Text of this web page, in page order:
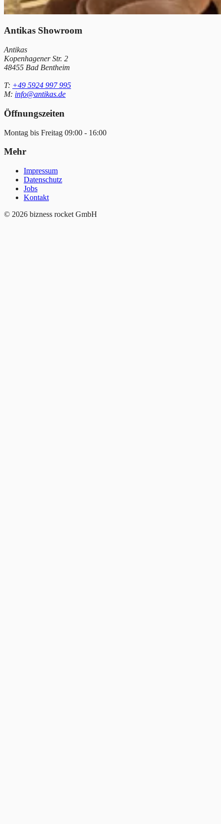
Antikas Showroom
Antikas
Kopenhagener Str. 2
48455 Bad Bentheim
T: +49 5924 997 995
M: info@antikas.de
Öffnungszeiten
Montag bis Freitag 09:00 - 16:00
Mehr
Impressum
Datenschutz
Jobs
Kontakt
© 2026 bizness rocket GmbH